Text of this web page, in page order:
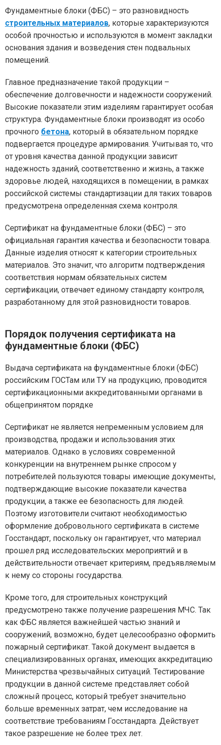
Фундаментные блоки (ФБС) – это разновидность
строительных материалов, которые характеризуются
особой прочностью и используются в момент закладки
основания здания и возведения стен подвальных
помещений.
Главное предназначение такой продукции –
обеспечение долговечности и надежности сооружений.
Высокие показатели этим изделиям гарантирует особая
структура. Фундаментные блоки производят из особо
прочного бетона, который в обязательном порядке
подвергается процедуре армирования. Учитывая то, что
от уровня качества данной продукции зависит
надежность зданий, соответственно и жизнь, а также
здоровье людей, находящихся в помещении, в рамках
российской системы стандартизации для таких товаров
предусмотрена определенная схема контроля.
Сертификат на фундаментные блоки (ФБС) – это
официальная гарантия качества и безопасности товара.
Данные изделия относят к категории строительных
материалов. Это значит, что алгоритм подтверждения
соответствия нормам обязательных систем
сертификации, отвечает единому стандарту контроля,
разработанному для этой разновидности товаров.
Порядок получения сертификата на
фундаментные блоки (ФБС)
Выдача сертификата на фундаментные блоки (ФБС)
российским ГОСТам или ТУ на продукцию, проводится
сертификационными аккредитованными органами в
общепринятом порядке
Сертификат не является непременным условием для
производства, продажи и использования этих
материалов. Однако в условиях современной
конкуренции на внутреннем рынке спросом у
потребителей пользуются товары имеющие документы,
подтверждающие высокие показатели качества
продукции, а также ее безопасность для людей.
Поэтому изготовители считают необходимостью
оформление добровольного сертификата в системе
Госстандарт, поскольку он гарантирует, что материал
прошел ряд исследовательских мероприятий и в
действительности отвечает критериям, предъявляемым
к нему со стороны государства.
Кроме того, для строительных конструкций
предусмотрено также получение разрешения МЧС. Так
как ФБС является важнейшей частью знаний и
сооружений, возможно, будет целесообразно оформить
пожарный сертификат. Такой документ выдается в
специализированных органах, имеющих аккредитацию
Министерства чрезвычайных ситуаций. Тестирование
продукции в данной системе представляет собой
сложный процесс, который требует значительно
больше временных затрат, чем исследование на
соответствие требованиям Госстандарта. Действует
такое разрешение не более трех лет.